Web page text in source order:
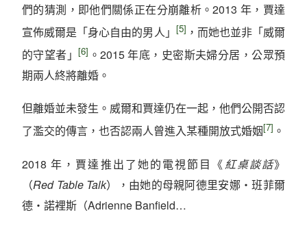
們的猜測，即他們關係正在分崩離析。2013 年，賈達
宣佈威爾是「身心自由的男人」 [5] ，而她也並非「威爾
的守望者」[6] 。2015 年底，史密斯夫婦分居，公眾預
期兩人終將離婚。
但離婚並未發生。威爾和賈達仍在一起，他們公開否認
了濫交的傳言，也否認兩人曾進入某種開放式婚姻[7] 。
2018 年，賈達推出了她的電視節目《紅桌談話》
（Red Table Talk），由她的母親阿德里安娜・班菲爾
德・諾裡斯（Adrienne Banfield…